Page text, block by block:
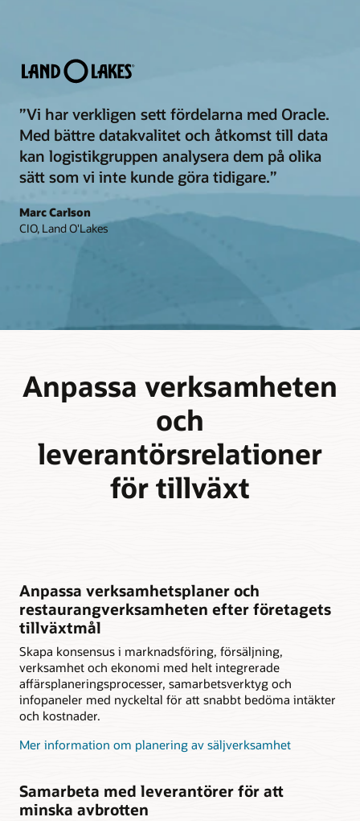
”Vi har verkligen sett fördelarna med Oracle.
Med bättre datakvalitet och åtkomst till data
kan logistikgruppen analysera dem på olika
sätt som vi inte kunde göra tidigare.”
Marc Carlson
CIO, Land O'Lakes
Anpassa verksamheten
och
leverantörsrelationer
för tillväxt
Anpassa verksamhetsplaner och
restaurangverksamheten efter företagets
tillväxtmål
Skapa konsensus i marknadsföring, försäljning,
verksamhet och ekonomi med helt integrerade
affärsplaneringsprocesser, samarbetsverktyg och
infopaneler med nyckeltal för att snabbt bedöma intäkter
och kostnader.
Mer information om planering av säljverksamhet
Samarbeta med leverantörer för att
minska avbrotten